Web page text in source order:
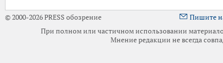
© 2000-2026 PRESS обозрение
Пишите
При полном или частичном использовании
Мнение редакции не всегда